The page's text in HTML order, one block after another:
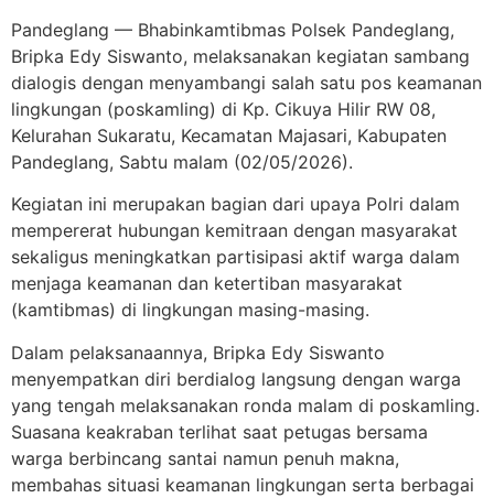
Pandeglang — Bhabinkamtibmas Polsek Pandeglang,
Bripka Edy Siswanto, melaksanakan kegiatan sambang
dialogis dengan menyambangi salah satu pos keamanan
lingkungan (poskamling) di Kp. Cikuya Hilir RW 08,
Kelurahan Sukaratu, Kecamatan Majasari, Kabupaten
Pandeglang, Sabtu malam (02/05/2026).
Kegiatan ini merupakan bagian dari upaya Polri dalam
mempererat hubungan kemitraan dengan masyarakat
sekaligus meningkatkan partisipasi aktif warga dalam
menjaga keamanan dan ketertiban masyarakat
(kamtibmas) di lingkungan masing-masing.
Dalam pelaksanaannya, Bripka Edy Siswanto
menyempatkan diri berdialog langsung dengan warga
yang tengah melaksanakan ronda malam di poskamling.
Suasana keakraban terlihat saat petugas bersama
warga berbincang santai namun penuh makna,
membahas situasi keamanan lingkungan serta berbagai